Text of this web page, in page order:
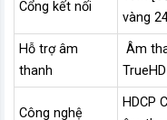
Cổng kết nối
vàng
Hỗ trợ âm
thanh
Âm
Công nghệ
HDCP